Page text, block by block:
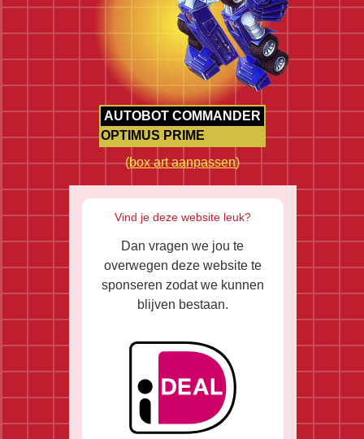
AUTOBOT COMMANDER
OPTIMUS PRIME
(box art aanpassen)
Vind je deze website leuk?
Dan vragen we jou te
overwegen deze website te
sponseren zodat we kunnen
blijven bestaan.